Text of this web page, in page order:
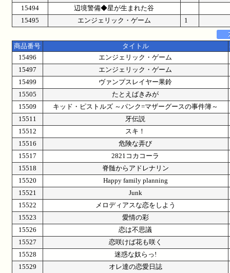
15494
辺境警備◆星が生まれた谷
15495
エンジェリック・ゲーム 1
商品番号 タイトル
15496
エンジェリック・ゲーム
15497
エンジェリック・ゲーム
15499
ヴァンプスレイヤー果鈴
15505
たとえばきみが
15509
キッド・ピストルズ ～パンク=マザーグースの事件簿～
15511
牙伝説
15512
スキ！
15516
危険な弄び
15517
2821コカコーラ
15518
脊髄からアドレナリン
15520
Happy family planning
15521
Junk
15522
メロディアスな恋をしよう
15523
愛情の彩
15526
恋は不思議
15527
恋咲けば花も咲く
15528
迷惑な奴らっ!
15529
オレ達の恋愛日誌